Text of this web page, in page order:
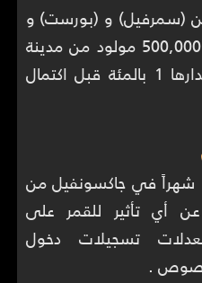
كلاً من (سمرفيل) و (بورست) و
(اوسلي) عينة أخرى تضم 500,000 مولود من مدينة
نيويورك ووجدوا زيادة مقدارها 1 بالمئة قبل اكتمال
لم تكشف دراسة دامت 15 شهراً في جاكسونفيل من
عن أي تأثير للقمر على
تسجيلات دخول
.